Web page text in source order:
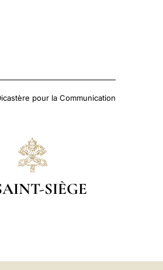
pour la Communication
SIÈGE